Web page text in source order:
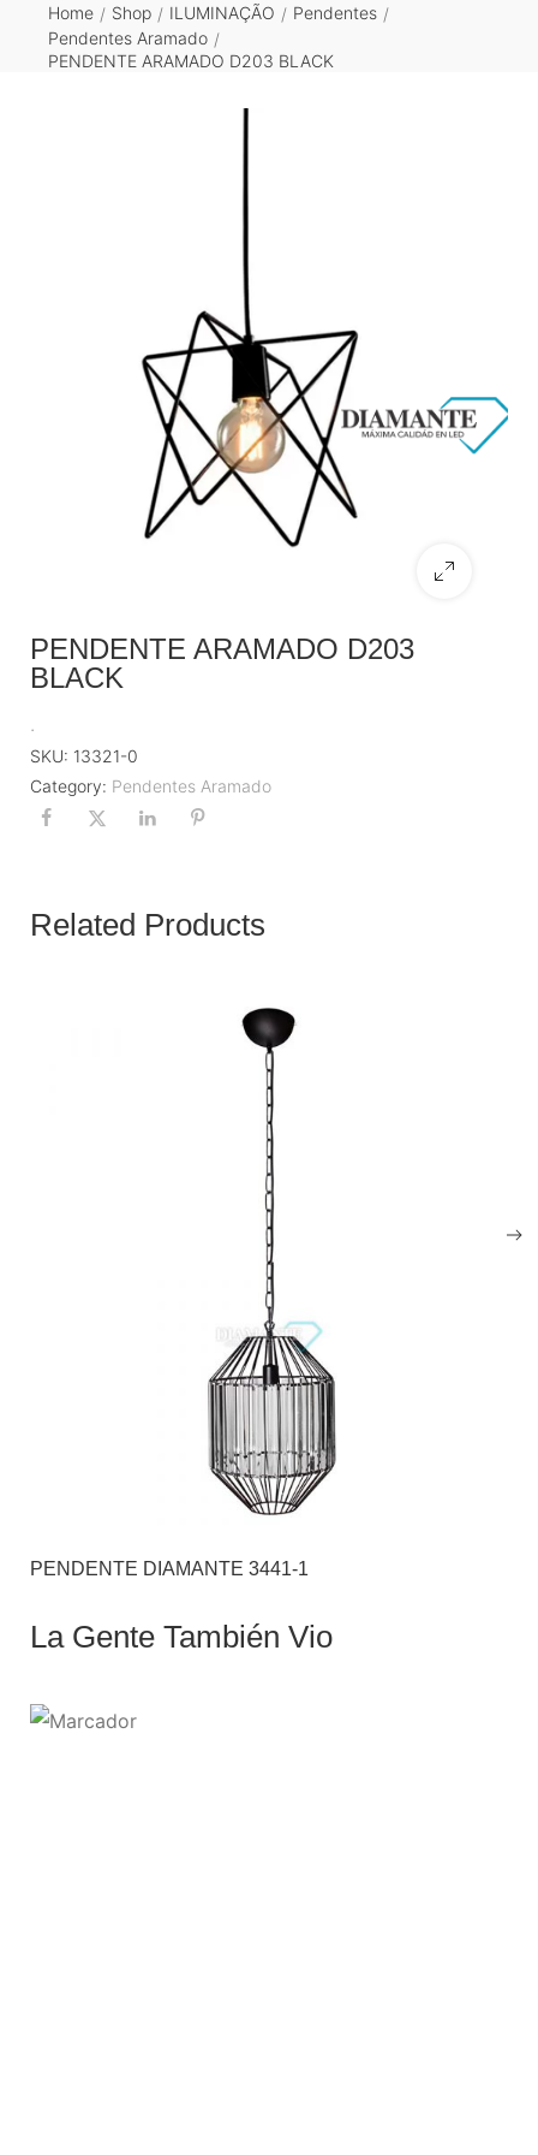
Home / Shop / ILUMINAÇÃO / Pendentes /
Pendentes Aramado /
PENDENTE ARAMADO D203 BLACK
PENDENTE ARAMADO D203
BLACK
.
SKU: 13321-0
Category: Pendentes Aramado
Related Products
PENDENTE DIAMANTE 3441-1
La Gente También Vio